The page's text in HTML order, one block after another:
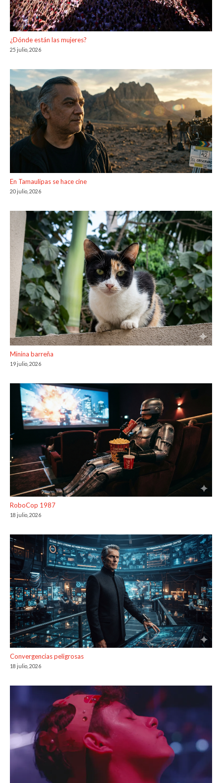
¿Dónde están las mujeres?
25 julio, 2026
En Tamaulipas se hace cine
20 julio, 2026
Minina barreña
19 julio, 2026
RoboCop 1987
18 julio, 2026
Convergencias peligrosas
18 julio, 2026